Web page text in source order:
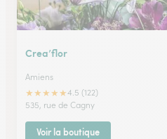
Crea’flor
Amiens
★★★★★4.5 (122)
535, rue de Cagny
Voir la boutique